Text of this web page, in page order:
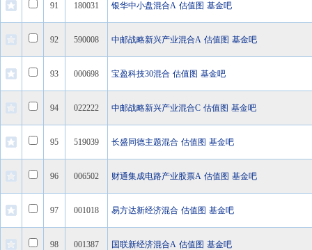
91 180031 银华中小盘混合A 估值图 基金吧
92 590008 中邮战略新兴产业混合A 估值图 基金吧
93 000698 宝盈科技30混合 估值图 基金吧
94 022222 中邮战略新兴产业混合C 估值图 基金吧
95 519039 长盛同德主题混合 估值图 基金吧
96 006502 财通集成电路产业股票A 估值图 基金吧
97 001018 易方达新经济混合 估值图 基金吧
98 001387 国联新经济混合A 估值图 基金吧